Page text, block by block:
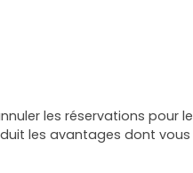
les réservations pour
les avantages dont